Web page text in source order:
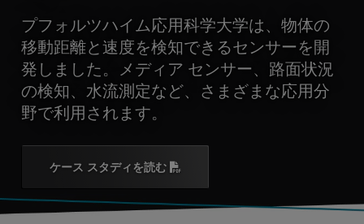
プフォルツハイム応用科学大学は、物体の
移動距離と速度を検知できるセンサーを開
発しました。メディア センサー、路面状況
の検知、水流測定など、さまざまな応用分
野で利用されます。
ケース スタディを読む